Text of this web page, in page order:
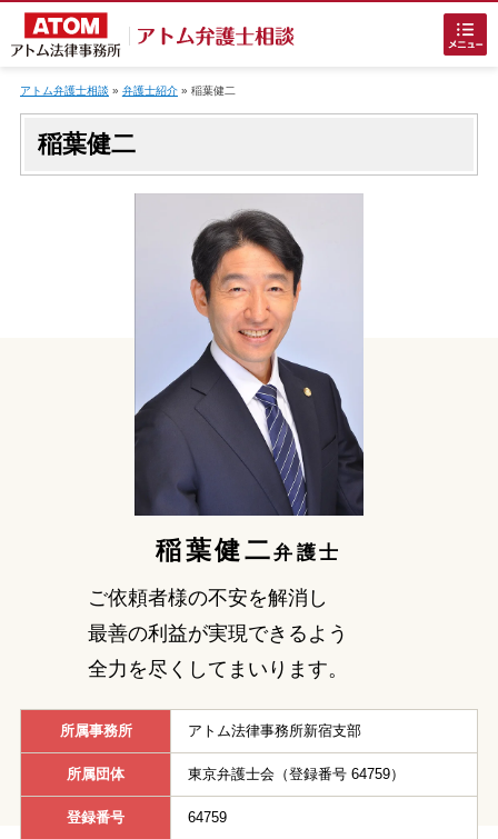
でお困りの方
刑事事件の無料相談
接見・面会を弁護士に依頼
刑事事件を示談で解決したい
アトムについて 知りたい方
弁護士紹介
弁護士費用
アクセス
アトム弁護士相談 » 弁護士紹介» 稲葉健二
稲葉健二
稲葉健二弁護士
ご依頼者様の不安を解消し
最善の利益が実現できるよう
全力を尽くしてまいります。
所属事務所 アトム法律事務所新宿支部
所属団体 東京弁護士会（登録番号 64759）
登録番号 64759